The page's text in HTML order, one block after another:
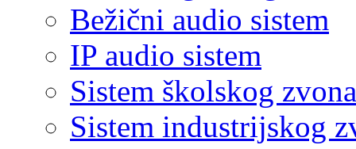
Bežični audio sistem
IP audio sistem
Sistem školskog zvona
Sistem industrijskog